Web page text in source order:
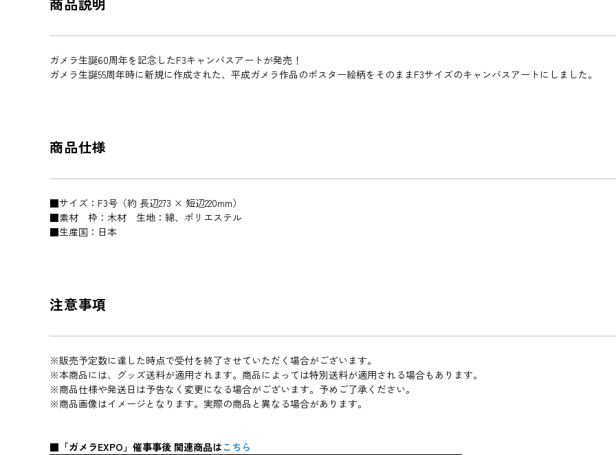
ガメラ生誕60周年を記念したF3キャンバスアートが発売！
ガメラ生誕55周年時に新規に作成された、平成ガメラ作品のポスター絵柄をそのままF3サイズのキャンバスアートにしました。
商品仕様
■サイズ：F3号（約 長辺273 × 短辺220mm）
■素材 枠：木材 生地：綿、ポリエステル
■生産国：日本
注意事項
※販売予定数に達した時点で受付を終了させていただく場合がございます。
※本商品には、グッズ送料が適用されます。商品によっては特別送料が適用される場合もあります。
※商品仕様や発送日は予告なく変更になる場合がございます。予めご了承ください。
※商品画像はイメージとなります。実際の商品と異なる場合があります。
■「ガメラEXPO」催事事後 関連商品はこちら